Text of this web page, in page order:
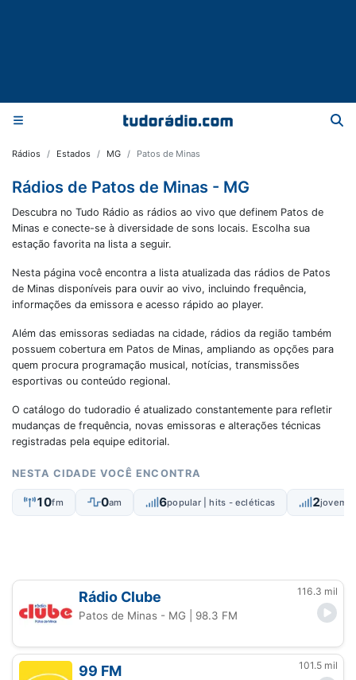
Rádios Estados MG Patos de Minas
Rádios de Patos de Minas - MG
Descubra no Tudo Rádio as rádios ao vivo que definem Patos de
Minas e conecte-se à diversidade de sons locais. Escolha sua
estação favorita na lista a seguir.
Nesta página você encontra a lista atualizada das rádios de Patos
de Minas disponíveis para ouvir ao vivo, incluindo frequência,
informações da emissora e acesso rápido ao player.
Além das emissoras sediadas na cidade, rádios da região também
possuem cobertura em Patos de Minas, ampliando as opções para
quem procura programação musical, notícias, transmissões
esportivas ou conteúdo regional.
O catálogo do tudoradio é atualizado constantemente para refletir
mudanças de frequência, novas emissoras e alterações técnicas
registradas pela equipe editorial.
NESTA CIDADE VOCÊ ENCONTRA
10fm 0am 6popular | hits - ecléticas 2jovem |
Rádio Clube 116.3 mil
Patos de Minas - MG | 98.3 FM
99 FM 101.5 mil